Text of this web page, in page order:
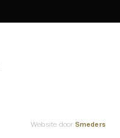
Website door Smeders